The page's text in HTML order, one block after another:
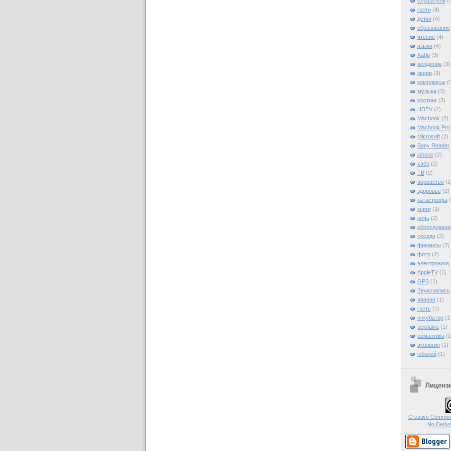
гости (4)
детки (4)
образование
чтение (4)
языки (4)
Хабр (3)
вождение (3)
звери (3)
комплексы
музыка (3)
хостинг (3)
HDTV (2)
Macbook (2)
Macbook Pro
Microsoft (2)
Sony Reader
iphone (2)
xабр (2)
ТВ (2)
воровство
здоровье (2)
катастрофа
книги (2)
ночь (2)
соседи (2)
финансы (2)
фото (2)
электроника
AppleTV (1)
GPS (1)
Звукозапись
аварии (1)
гость (1)
инкубатор (1)
реклама (1)
романтика
экология (1)
юбилей (1)
Creative
No